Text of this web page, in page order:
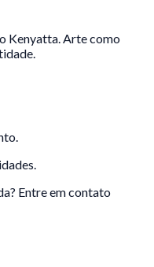
Kenyatta. Arte como
Entre em contato